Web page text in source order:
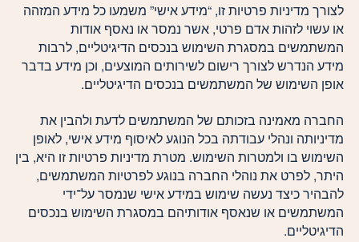
לצורך מדיניות פרטיות זו, “מידע אישי” משמעו כל מידע המזהה
או עשוי לזהות אדם פרטי, אשר נמסר או נאסף אודות
המשתמשים במסגרת השימוש בנכסים הדיגיטליים, לרבות
מידע הנדרש לצורך רישום לשירותים המוצעים, וכן מידע בדבר
אופן השימוש של המשתמשים בנכסים הדיגיטליים.
החברה מאמינה בזכותם של המשתמשים לדעת ולהבין את
מדיניותה ונהלי עבודתה בכל הנוגע לאיסוף מידע אישי, לאופן
השימוש בו ולמטרות השימוש. מטרת מדיניות פרטיות זו היא, בין
היתר, לפרט את נוהלי החברה בנוגע לפרטיות המשתמשים,
להבהיר כיצד נעשה שימוש במידע אישי שנמסר על־ידי
המשתמשים או שנאסף אודותיהם במסגרת השימוש בנכסים
הדיגיטליים.